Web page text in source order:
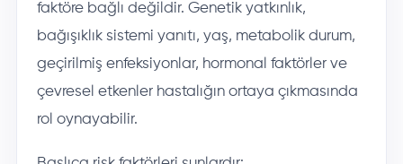
faktöre bağlı değildir. Genetik yatkınlık,
bağışıklık sistemi yanıtı, yaş, metabolik durum,
geçirilmiş enfeksiyonlar, hormonal faktörler ve
çevresel etkenler hastalığın ortaya çıkmasında
rol oynayabilir.